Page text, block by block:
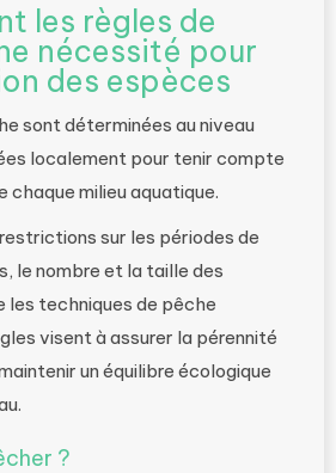
les règles de
nécessité pour
des espèces
sont déterminées au niveau
localement pour tenir compte
chaque milieu aquatique.
sur les périodes de
le nombre et la taille des
les techniques de pêche
visent à assurer la pérennité
un équilibre écologique
?